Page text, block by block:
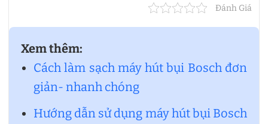
Đánh Giá
Xem thêm:
Cách làm sạch máy hút bụi Bosch đơn
giản- nhanh chóng
Hướng dẫn sử dụng máy hút bụi Bosch